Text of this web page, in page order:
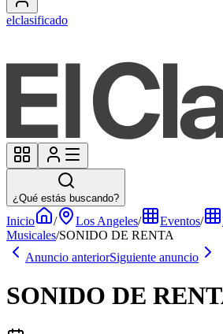
elclasificado
¿Qué estás buscando?
Inicio / Los Angeles/ Eventos/
Musicales/SONIDO DE RENTA
Anuncio anteriorSiguiente anuncio
SONIDO DE